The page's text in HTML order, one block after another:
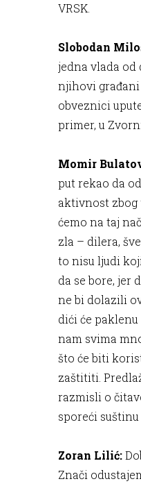
VRSK.
Slobodan
jedna vlada od
njihovi
obveznici
primer, u
Momir
put rekao da
aktivnost zbog
ćemo na taj
zla – dilera,
to nisu ljudi
da se bore, jer
ne bi dolazili
dići će
nam svima
što će biti
zaštititi.
razmisli o
sporeći
Zoran Lilić:
Znači